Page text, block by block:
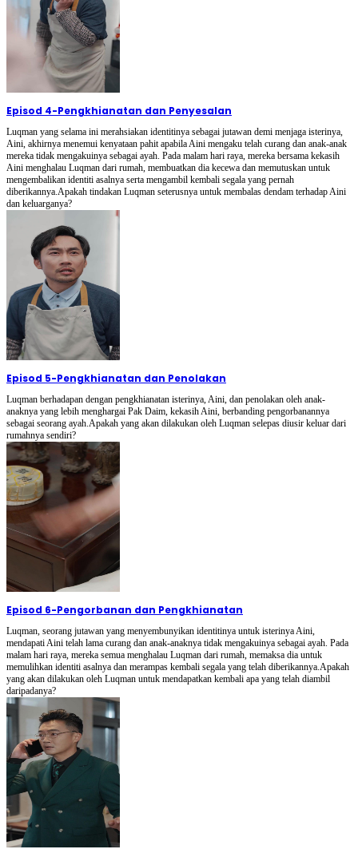
Episod 4-Pengkhianatan dan Penyesalan
Luqman yang selama ini merahsiakan identitinya sebagai jutawan demi menjaga isterinya,
Aini, akhirnya menemui kenyataan pahit apabila Aini mengaku telah curang dan anak-anak
mereka tidak mengakuinya sebagai ayah. Pada malam hari raya, mereka bersama kekasih
Aini menghalau Luqman dari rumah, membuatkan dia kecewa dan memutuskan untuk
mengembalikan identiti asalnya serta mengambil kembali segala yang pernah
diberikannya.Apakah tindakan Luqman seterusnya untuk membalas dendam terhadap Aini
dan keluarganya?
Episod 5-Pengkhianatan dan Penolakan
Luqman berhadapan dengan pengkhianatan isterinya, Aini, dan penolakan oleh anak-
anaknya yang lebih menghargai Pak Daim, kekasih Aini, berbanding pengorbanannya
sebagai seorang ayah.Apakah yang akan dilakukan oleh Luqman selepas diusir keluar dari
rumahnya sendiri?
Episod 6-Pengorbanan dan Pengkhianatan
Luqman, seorang jutawan yang menyembunyikan identitinya untuk isterinya Aini,
mendapati Aini telah lama curang dan anak-anaknya tidak mengakuinya sebagai ayah. Pada
malam hari raya, mereka semua menghalau Luqman dari rumah, memaksa dia untuk
memulihkan identiti asalnya dan merampas kembali segala yang telah diberikannya.Apakah
yang akan dilakukan oleh Luqman untuk mendapatkan kembali apa yang telah diambil
daripadanya?